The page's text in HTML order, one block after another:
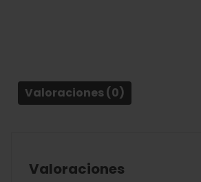
Valoraciones (0)
Valoraciones